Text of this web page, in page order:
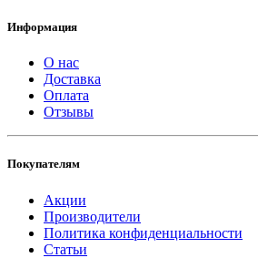
Информация
О нас
Доставка
Оплата
Отзывы
Покупателям
Акции
Производители
Политика конфиденциальности
Статьи